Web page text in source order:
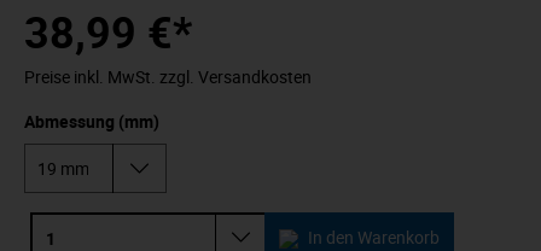
38,99 €*
Preise inkl. MwSt. zzgl. Versandkosten
Abmessung (mm)
In den Warenkorb